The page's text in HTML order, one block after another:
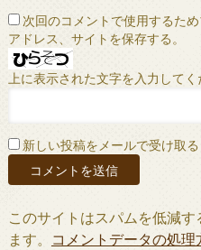
次回のコメントで使用するた
アドレス、サイトを保存する。
上に表示された文字を入力してく
新しい投稿をメールで受け取る
このサイトはスパムを低減
ます。
コメントデータの処理